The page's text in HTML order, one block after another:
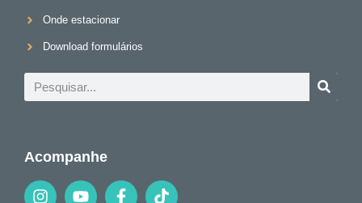
Onde estacionar
Download formulários
Acompanhe